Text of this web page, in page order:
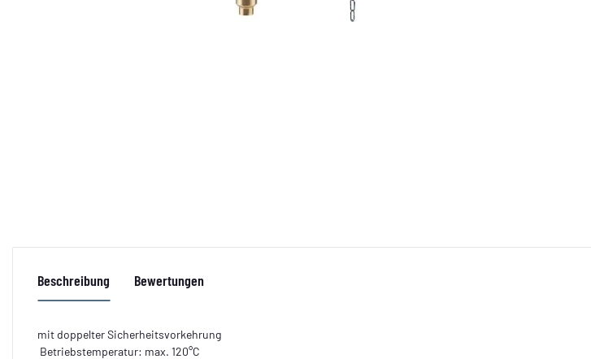
Beschreibung Bewertungen
mit doppelter Sicherheitsvorkehrung
Betriebstemperatur: max. 120°C